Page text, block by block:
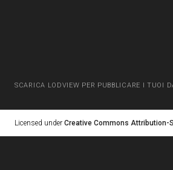
SCARICA LODVIEW PER PUBBLICARE I TUOI
Licensed under Creative Commons Attribution-